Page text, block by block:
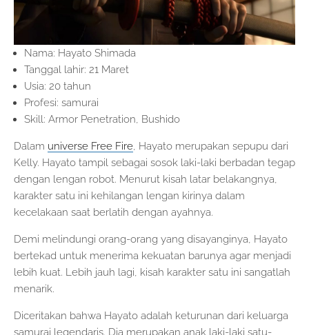
Nama: Hayato Shimada
Tanggal lahir: 21 Maret
Usia: 20 tahun
Profesi: samurai
Skill: Armor Penetration, Bushido
Dalam universe Free Fire, Hayato merupakan sepupu dari
Kelly. Hayato tampil sebagai sosok laki-laki berbadan tegap
dengan lengan robot. Menurut kisah latar belakangnya,
karakter satu ini kehilangan lengan kirinya dalam
kecelakaan saat berlatih dengan ayahnya.
Demi melindungi orang-orang yang disayanginya, Hayato
bertekad untuk menerima kekuatan barunya agar menjadi
lebih kuat. Lebih jauh lagi, kisah karakter satu ini sangatlah
menarik.
Diceritakan bahwa Hayato adalah keturunan dari keluarga
samurai legendaris. Dia merupakan anak laki-laki satu-